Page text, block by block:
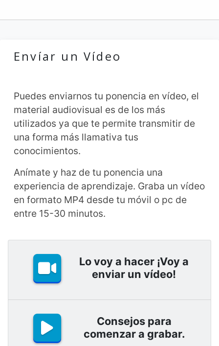
Envíar un Vídeo
Puedes enviarnos tu ponencia en vídeo, el
material audiovisual es de los más
utilizados ya que te permite transmitir de
una forma más llamativa tus
conocimientos.
Anímate y haz de tu ponencia una
experiencia de aprendizaje. Graba un vídeo
en formato MP4 desde tu móvil o pc de
entre 15-30 minutos.
Lo voy a hacer ¡Voy a
enviar un vídeo!
Consejos para
comenzar a grabar.